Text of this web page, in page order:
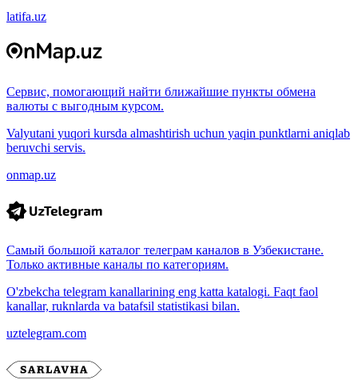
latifa.uz
Сервис, помогающий найти ближайшие пункты обмена
валюты с выгодным курсом.
Valyutani yuqori kursda almashtirish uchun yaqin punktlarni aniqlab
beruvchi servis.
onmap.uz
Самый большой каталог телеграм каналов в Узбекистане.
Только активные каналы по категориям.
O'zbekcha telegram kanallarining eng katta katalogi. Faqt faol
kanallar, ruknlarda va batafsil statistikasi bilan.
uztelegram.com